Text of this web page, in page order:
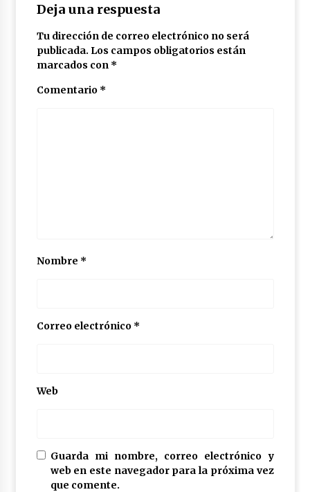
Deja una respuesta
Tu dirección de correo electrónico no será
publicada. Los campos obligatorios están
marcados con *
Comentario *
Nombre *
Correo electrónico *
Web
Guarda mi nombre, correo electrónico y
web en este navegador para la próxima vez
que comente.